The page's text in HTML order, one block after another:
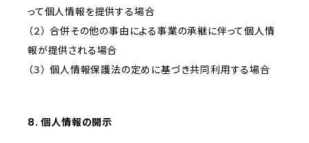
って個人情報を提供する場合
（２） 合併その他の事由による事業の承継に伴って個人情
報が提供される場合
（３） 個人情報保護法の定めに基づき共同利用する場合
8. 個人情報の開示